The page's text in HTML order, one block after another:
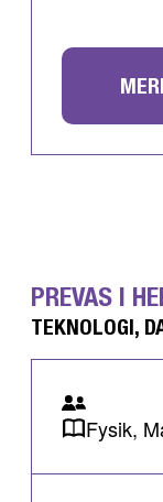
PREVAS I
TEKNOLOGI,
Fysik,